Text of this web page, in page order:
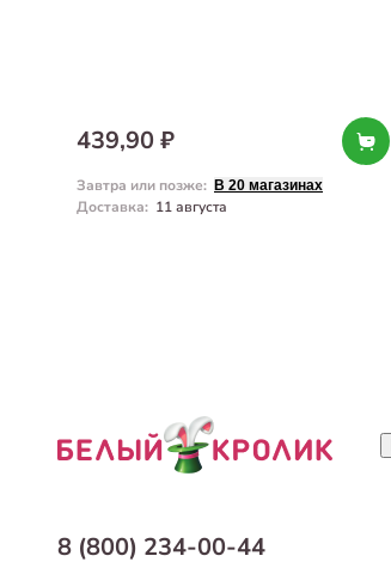
439,90 ₽
Завтра или позже: В 20 магазинах
Доставка: 11 августа
8 (800) 234-00-44